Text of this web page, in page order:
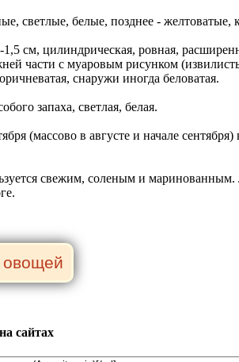
светлые, белые, позднее -
см, цилиндрическая, ровная,
части с муаровым рисунком
снаружи иногда беловатая.
запаха, светлая, белая.
(массово в августе и начале
свежим, соленым и
сайтах